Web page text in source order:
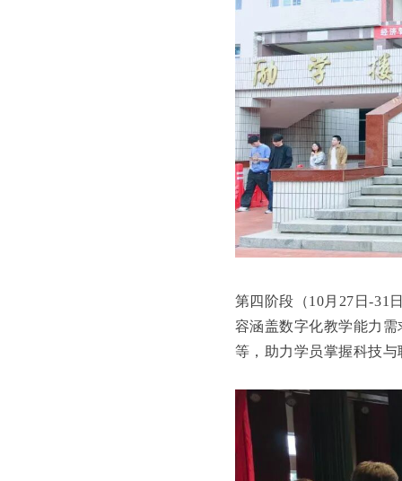
第四阶段（10月27日-31
容涵盖数字化教学能力
等，助力学员掌握科技